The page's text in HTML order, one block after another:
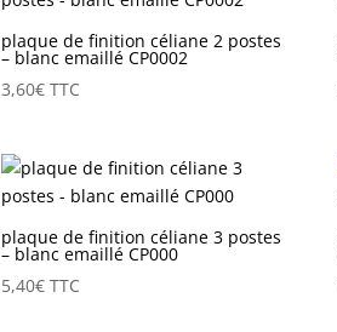
plaque de finition céliane 2 postes
– blanc emaillé CP0002
3,60€ TTC
plaque de finition céliane 3 postes
– blanc emaillé CP000
5,40€ TTC